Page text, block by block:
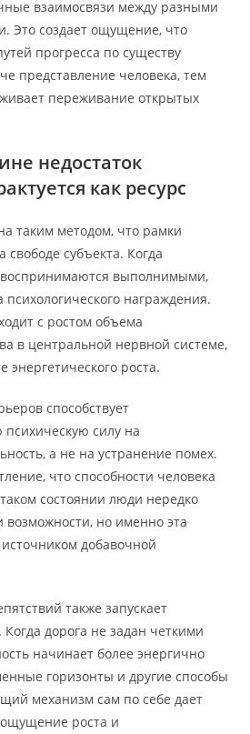
взаимосвязи между разными
Это создает ощущение, что
прогресса по существу
представление человека, тем
переживание открытых
недостаток
как ресурс
таким методом, что рамки
субъекта. Когда
воспринимаются выполнимыми,
психологического награждения.
с ростом объема
в центральной нервной системе,
роста.
способствует
силу на
а не на устранение помех.
что способности человека
состоянии люди нередко
возможности, но именно эта
добавочной
также запускает
дорога не задан четкими
начинает более энергично
горизонты и другие способы
механизм сам по себе дает
роста и